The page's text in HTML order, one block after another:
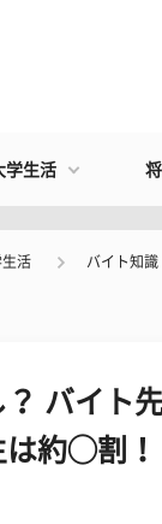
学生活
生活 バイト知識
バイト
は約◯割！